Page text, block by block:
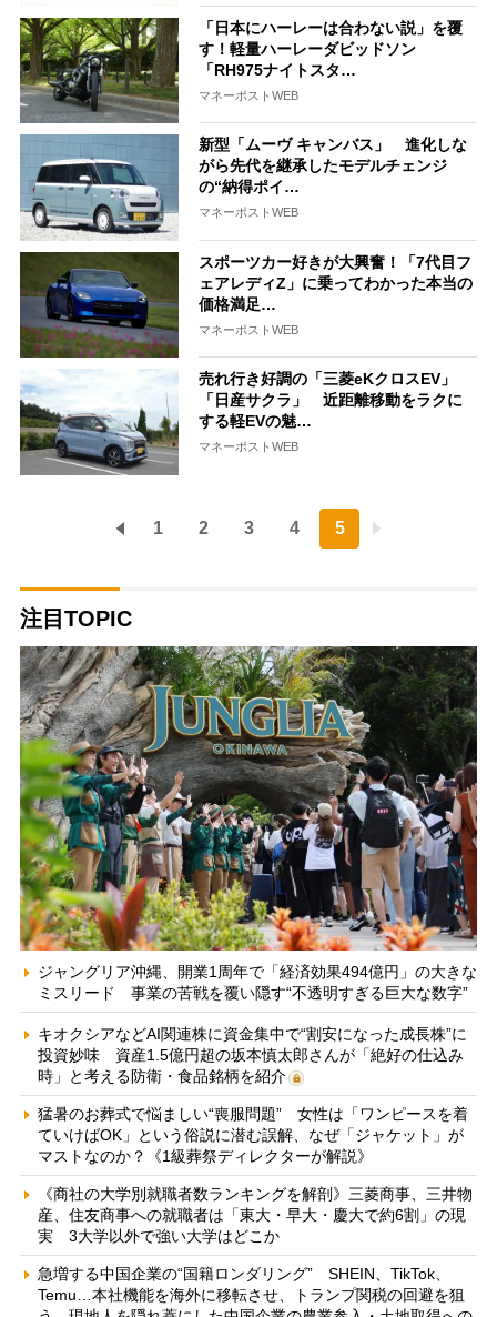
「日本にハーレーは合わない説」を覆
す！軽量ハーレーダビッドソン
「RH975ナイトスタ…
マネーポストWEB
新型「ムーヴ キャンバス」 進化しな
がら先代を継承したモデルチェンジ
の“納得ポイ…
マネーポストWEB
スポーツカー好きが大興奮！「7代目フ
ェアレディZ」に乗ってわかった本当の
価格満足…
マネーポストWEB
売れ行き好調の「三菱eKクロスEV」
「日産サクラ」 近距離移動をラクに
する軽EVの魅…
マネーポストWEB
1 2 3 4 5
注目TOPIC
ジャングリア沖縄、開業1周年で「経済効果494億円」の大きな
ミスリード 事業の苦戦を覆い隠す“不透明すぎる巨大な数字”
キオクシアなどAI関連株に資金集中で“割安になった成長株”に
投資妙味 資産1.5億円超の坂本慎太郎さんが「絶好の仕込み
時」と考える防衛・食品銘柄を紹介
猛暑のお葬式で悩ましい“喪服問題” 女性は「ワンピースを着
ていけばOK」という俗説に潜む誤解、なぜ「ジャケット」が
マストなのか？《1級葬祭ディレクターが解説》
《商社の大学別就職者数ランキングを解剖》三菱商事、三井物
産、住友商事への就職者は「東大・早大・慶大で約6割」の現
実 3大学以外で強い大学はどこか
急増する中国企業の“国籍ロンダリング” SHEIN、TikTok、
Temu…本社機能を海外に移転させ、トランプ関税の回避を狙